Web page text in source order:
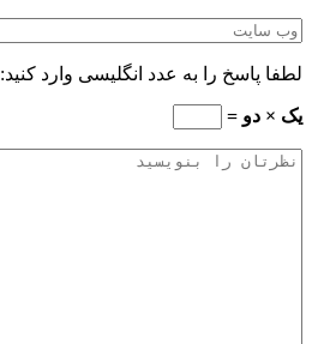
لطفا پاسخ را به عدد انگلیسی وارد کنید:
یک × دو =